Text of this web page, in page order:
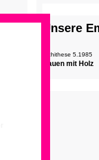
Unsere
archithese 5.1985
Bauen mit Holz